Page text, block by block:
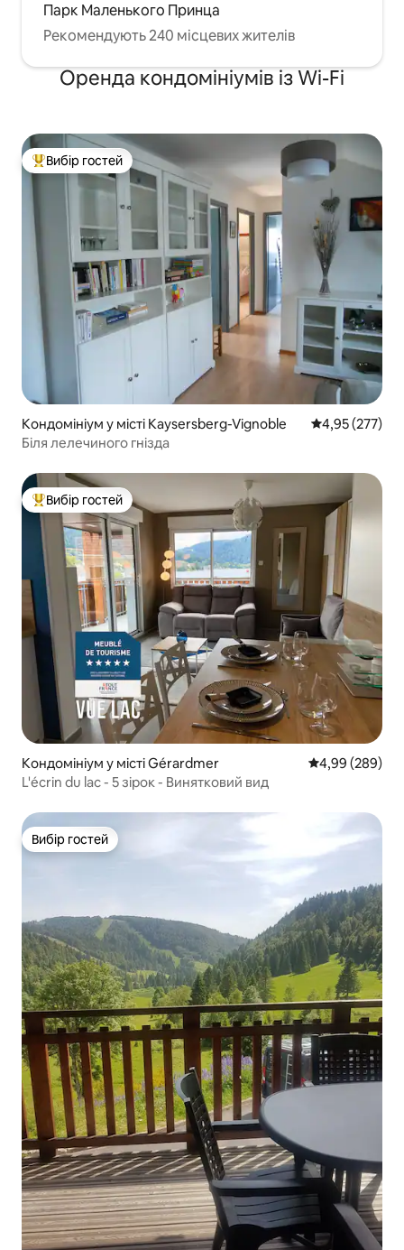
Парк Маленького Принца
Рекомендують 240 місцевих жителів
Оренда кондомініумів із Wi-Fi
Топ вибір гостей
Вибір гостей
Кондомініум у місті Kaysersberg-Vignoble Середня
4,95 (277)
Біля лелечиного гнізда
Топ вибір гостей
Вибір гостей
Кондомініум у місті Gérardmer Середня
4,99 (289)
L'écrin du lac - 5 зірок - Винятковий вид
Вибір гостей
Вибір гостей